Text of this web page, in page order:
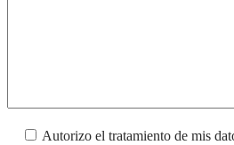
Autorizo el tratamiento de mis